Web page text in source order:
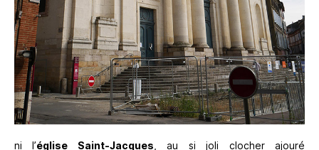
ni l’église Saint-Jacques , au si joli clocher ajouré